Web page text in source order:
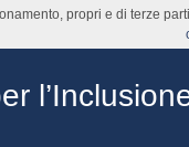
propri e di terze